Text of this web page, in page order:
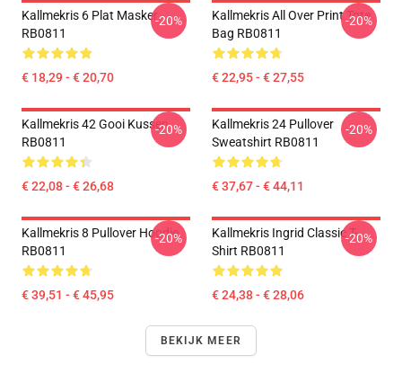
Kallmekris 6 Plat Masker
RB0811
€ 18,29 - € 20,70
-20%
Kallmekris All Over Print Tote
Bag RB0811
€ 22,95 - € 27,55
-20%
Kallmekris 42 Gooi Kussen
RB0811
€ 22,08 - € 26,68
-20%
Kallmekris 24 Pullover
Sweatshirt RB0811
€ 37,67 - € 44,11
-20%
Kallmekris 8 Pullover Hoodie
RB0811
€ 39,51 - € 45,95
-20%
Kallmekris Ingrid Classic T-
Shirt RB0811
€ 24,38 - € 28,06
-20%
BEKIJK MEER